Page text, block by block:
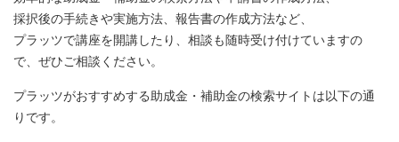
採択後の手続きや実施方法、報告書の作成方法など、
プラッツで講座を開講したり、相談も随時受け付けていますの
で、ぜひご相談ください。
プラッツがおすすめする助成金・補助金の検索サイトは以下の通
りです。